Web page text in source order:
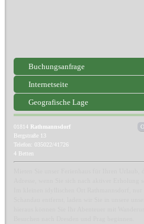
Buchungsanfrage
Internetseite
Geografische Lage
01814 Rathmannsdorf
Bergstraße 13
Telefon: 035022/41726
4 Betten